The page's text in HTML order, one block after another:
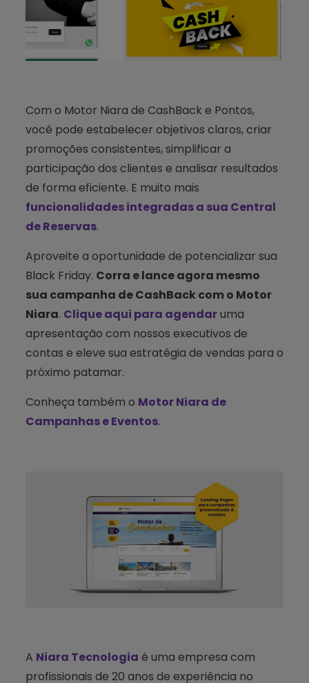
Com o Motor Niara de CashBack e Pontos,
você pode estabelecer objetivos claros, criar
promoções consistentes, simplificar a
participação dos clientes e analisar resultados
de forma eficiente. E muito mais
funcionalidades integradas a sua Central
de Reservas.
Aproveite a oportunidade de potencializar sua
Black Friday. Corra e lance agora mesmo
sua campanha de CashBack com o Motor
Niara. Clique aqui para agendaruma
apresentação com nossos executivos de
contas e eleve sua estratégia de vendas para o
próximo patamar.
Conheça também o Motor Niara de
Campanhas e Eventos.
A Niara Tecnologia é uma empresa com
profissionais de 20 anos de experiência no